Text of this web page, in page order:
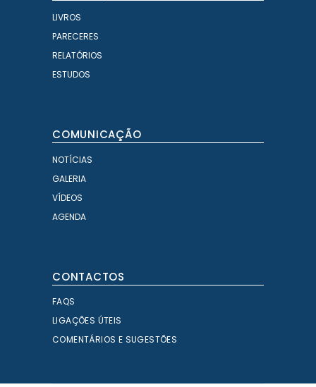
LIVROS
PARECERES
RELATÓRIOS
ESTUDOS
COMUNICAÇÃO
NOTÍCIAS
GALERIA
VÍDEOS
AGENDA
CONTACTOS
FAQS
LIGAÇÕES ÚTEIS
COMENTÁRIOS E SUGESTÕES